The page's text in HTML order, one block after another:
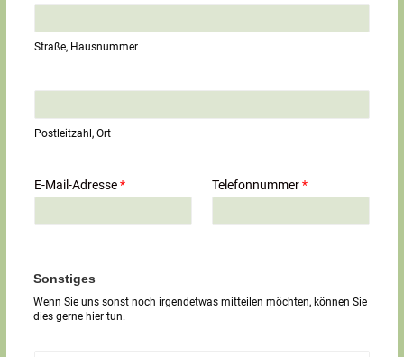
Straße, Hausnummer
n
i
l
g
T
x
t
Postleitzahl, Ort
E-Mail-Adresse* Telefonnummer*
Sonstiges
Wenn Sie uns sonst noch irgendetwas mitteilen möchten, können Sie
dies gerne hier tun.